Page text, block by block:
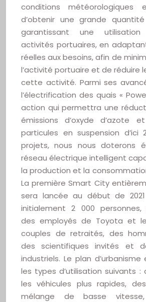
conditions météorologiques
d’obtenir une grande quantité
garantissant une
activités portuaires, en
réelles aux besoins, afin de
l’activité portuaire et de réduire
cette activité. Parmi ses
l’électrification des quais «
action qui permettra une
émissions d’oxyde d’azote
particules en suspension d’ici
projets, nous nous doterons
réseau électrique intelligent
la production et la
La première Smart City
sera lancée au début de
initialement 2 000 personnes,
des employés de Toyota et
couples de retraités, des
des scientifiques invités et
industriels. Le plan
les types d’utilisation suivants :
les véhicules plus rapides,
mélange de basse